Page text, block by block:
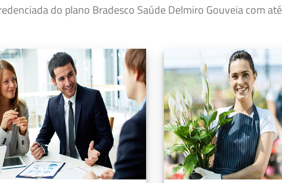
do plano Bradesco Saúde Delmiro Gouveia com